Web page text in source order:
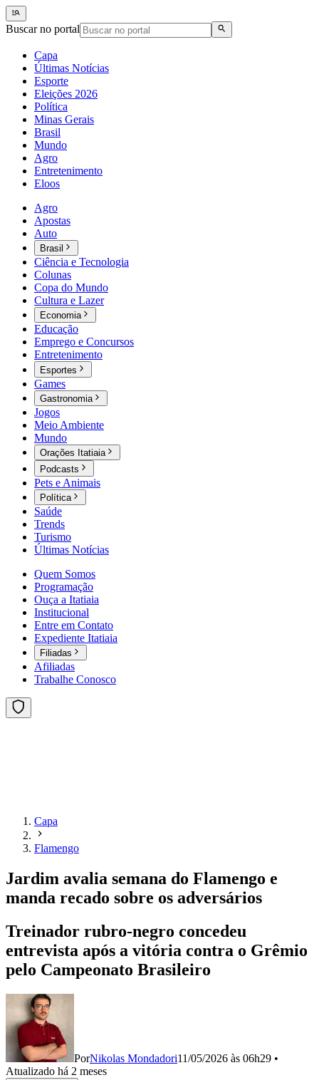
Buscar no portal
Capa
Últimas Notícias
Esporte
Eleições 2026
Política
Minas Gerais
Brasil
Mundo
Agro
Entretenimento
Eloos
Agro
Apostas
Auto
Brasil
Ciência e Tecnologia
Colunas
Copa do Mundo
Cultura e Lazer
Economia
Educação
Emprego e Concursos
Entretenimento
Esportes
Games
Gastronomia
Jogos
Meio Ambiente
Mundo
Orações Itatiaia
Podcasts
Pets e Animais
Política
Saúde
Trends
Turismo
Últimas Notícias
Quem Somos
Programação
Ouça a Itatiaia
Institucional
Entre em Contato
Expediente Itatiaia
Filiadas
Afiliadas
Trabalhe Conosco
Capa
Flamengo
Jardim avalia semana do Flamengo e
manda recado sobre os adversários
Treinador rubro-negro concedeu
entrevista após a vitória contra o Grêmio
pelo Campeonato Brasileiro
PorNikolas Mondadori11/05/2026 às 06h29 •
Atualizado há 2 meses